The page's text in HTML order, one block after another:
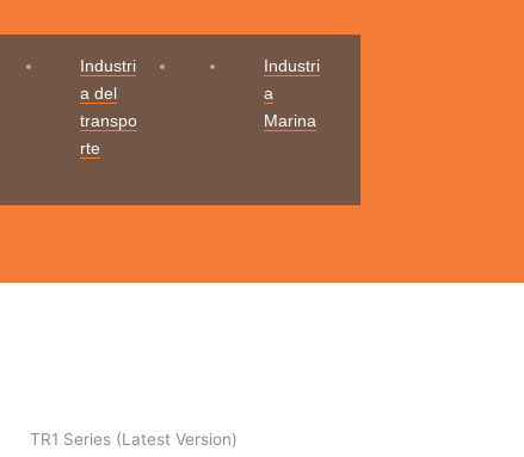
Industri
a del
transpo
rte
Industri
a
Marina
TR1 Series (Latest Version)